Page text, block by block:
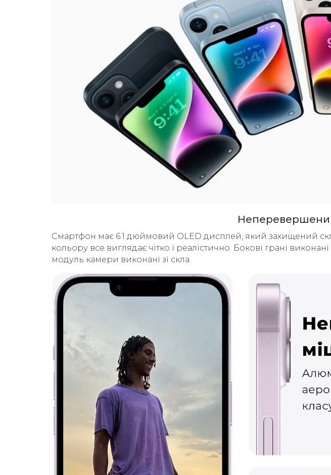
Смартфон має 6.1 дюймовий OLED дисплей, який захищений
кольору все виглядає чітко і реалістично. Бокові грані
модуль камери виконані зі скла.